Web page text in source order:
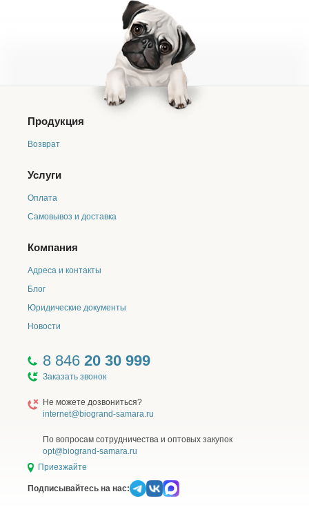
Продукция
Возврат
Услуги
Оплата
Самовывоз и доставка
Компания
Адреса и контакты
Блог
Юридические документы
Новости
8 846 20 30 999
Заказать звонок
Не можете дозвониться?
internet@biogrand-samara.ru
По вопросам сотрудничества и оптовых закупок
opt@biogrand-samara.ru
Приезжайте
Подписывайтесь на нас: